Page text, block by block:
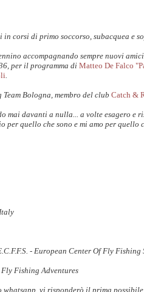
in corsi di primo soccorso, subacquea e
accompagnando sempre nuovi
per il programma di Matteo De Falco
Bologna, membro del club Catch &
mai davanti a nulla... a volte esagero e
per quello che sono e mi amo per quello
- European Center Of Fly Fishing
Fishing Adventures
whatsapp, vi risponderò il prima